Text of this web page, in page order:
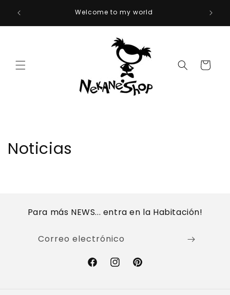
directamente
Welcome to my world
Carrito
Noticias
Para más NEWS... entra en la Habitación!
Correo electrónico
FacebookInstagramPinterest